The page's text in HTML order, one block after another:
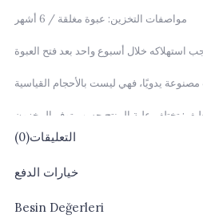
مواصفات التخزين: عبوة مغلقة / 6 أشهر
الحساسية: اللوز، ليسيثين الصويا، اللاكتوز
التعليقات(0)
خيارات الدفع
Besin Değerleri